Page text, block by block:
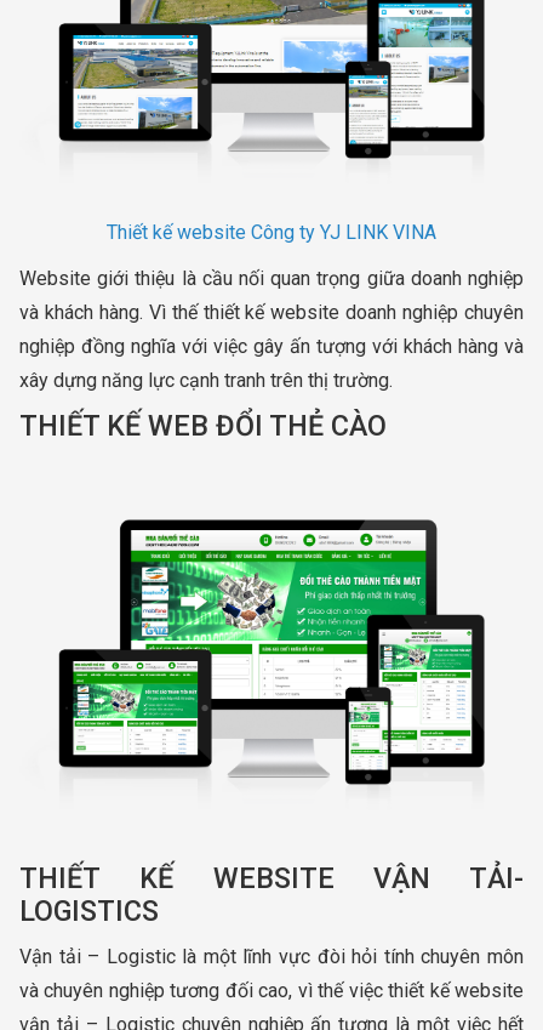
Thiết kế website Công ty YJ LINK VINA
Website giới thiệu là cầu nối quan trọng giữa doanh nghiệp
và khách hàng. Vì thế thiết kế website doanh nghiệp chuyên
nghiệp đồng nghĩa với việc gây ấn tượng với khách hàng và
xây dựng năng lực cạnh tranh trên thị trường.
THIẾT KẾ WEB ĐỔI THẺ CÀO
THIẾT KẾ WEBSITE VẬN TẢI-
LOGISTICS
Vận tải – Logistic là một lĩnh vực đòi hỏi tính chuyên môn
và chuyên nghiệp tương đối cao, vì thế việc thiết kế website
vận tải – Logistic chuyên nghiệp ấn tượng là một việc hết